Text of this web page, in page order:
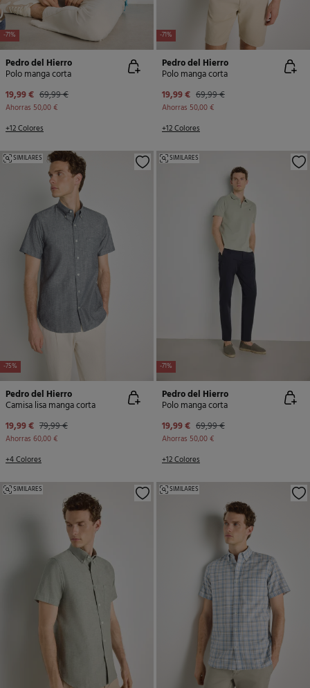
-71%
Pedro del Hierro
Polo manga corta
19,99 € 69,99 €
Ahorras 50,00 €
+12 Colores
-71%
Pedro del Hierro
Polo manga corta
19,99 € 69,99 €
Ahorras 50,00 €
+12 Colores
-75%
SIMILARES
Pedro del Hierro
Camisa lisa manga corta
19,99 € 79,99 €
Ahorras 60,00 €
+4 Colores
-71%
SIMILARES
Pedro del Hierro
Polo manga corta
19,99 € 69,99 €
Ahorras 50,00 €
+12 Colores
SIMILARES SIMILARES